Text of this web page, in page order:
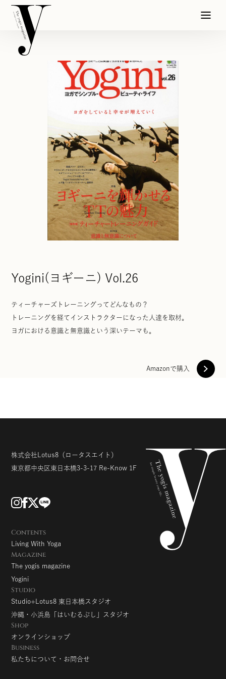
Yogini(ヨギーニ) Vol.26
ティーチャーズトレーニングってどんなもの？
トレーニングを経てインストラクターになった人達を取材。
ヨガにおける意識と無意識という深いテーマも。
Amazonで購入
株式会社Lotus8 （ロータスエイト）
東京都中央区東日本橋3-3-17 Re-Know 1F
Contents
Living With Yoga
Magazine
The yogis magazine
Yogini
Studio
Studio+Lotus8 東日本橋スタジオ
沖縄・小浜島「はいむるぶし」スタジオ
Shop
オンラインショップ
Business
私たちについて・お問合せ